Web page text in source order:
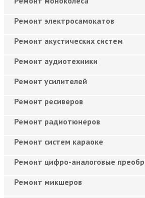
Ремонт электросамокатов
Ремонт акустических систем
Ремонт аудиотехники
Ремонт усилителей
Ремонт ресиверов
Ремонт радиотюнеров
Ремонт систем караоке
Ремонт цифро-аналоговые
Ремонт микшеров